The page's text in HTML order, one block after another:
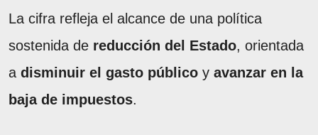
La cifra refleja el alcance de una política
sostenida de reducción del Estado, orientada
a disminuir el gasto público y avanzar en la
baja de impuestos.